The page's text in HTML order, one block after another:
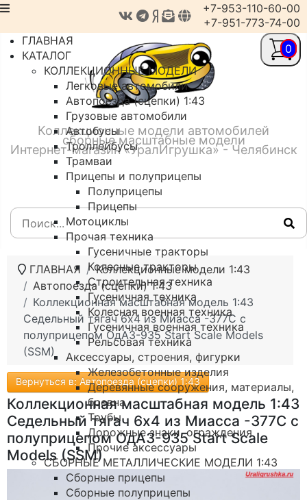
Коллекционные модели автомобилей
сборные масштабные модели
Интернет-магазин «УралИгрушка» - Челябинск
+7-953-110-60-00
+7-951-773-74-00
ГЛАВНАЯ
КАТАЛОГ
КОЛЛЕКЦИОННЫЕ МОДЕЛИ
Легковые автомобили
Автопоезда (сцепки) 1:43
Грузовые автомобили
Автобусы
Троллейбусы
Трамваи
Прицепы и полуприцепы
Полуприцепы
Прицепы
Мотоциклы
Прочая техника
Гусеничные тракторы
Колесные тракторы
Строительная техника
Гусеничная техника
Колесная военная техника
Гусеничная военная техника
Рельсовая техника
Аксессуары, строения, фигурки
Железобетонные изделия
Деревянные сооружения, материалы,
бревна
Трубы
Дорожные знаки, ограждения
Прочие аксессуары
СБОРНЫЕ МЕТАЛЛИЧЕСКИЕ МОДЕЛИ 1:43
Сборные прицепы
Сборные полуприцепы
ГЛАВНАЯ
Коллекционные модели 1:43
Автопоезда (сцепки) 1:43
Коллекционная масштабная модель 1:43
Седельный тягач 6х4 из Миасса -377С с
полуприцепом ОдАЗ-935 Start Scale Models
(SSM)
Вернуться в: Автопоезда (сцепки) 1:43
Коллекционная масштабная модель 1:43
Седельный тягач 6х4 из Миасса -377С с
полуприцепом ОдАЗ-935 Start Scale
Models (SSM)
0